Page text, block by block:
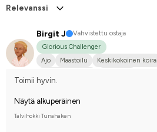
Relevanssi
Birgit J
Vahvistettu ostaja
Glorious Challenger
Ajo
Maastoilu Keskikokoinen koira
Toimii hyvin.
Näytä alkuperäinen
Talvihokki Tunahaken